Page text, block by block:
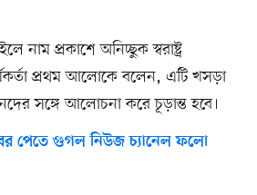
নাম প্রকাশে অনিচ্ছুক স্বরাষ্ট্র
প্রথম আলোকে বলেন, এটি খসড়া
সঙ্গে আলোচনা করে চূড়ান্ত হবে।
পেতে গুগল নিউজ চ্যানেল ফলো